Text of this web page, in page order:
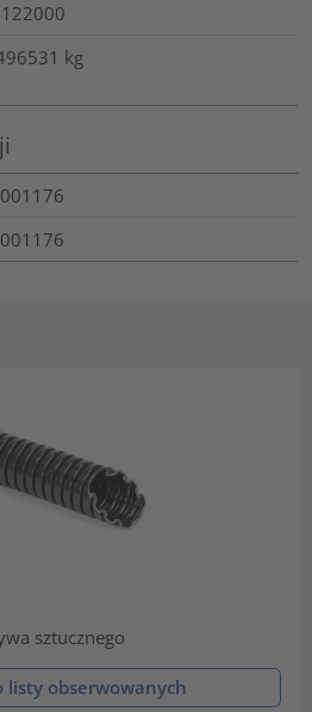
kg
sztucznego
listy obserwowanych